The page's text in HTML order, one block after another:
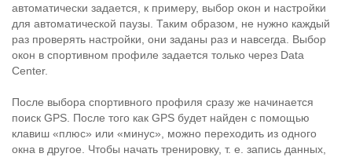
автоматически задается, к примеру, выбор окон и настройки
для автоматической паузы. Таким образом, не нужно каждый
раз проверять настройки, они заданы раз и навсегда. Выбор
окон в спортивном профиле задается только через Data
Center.
После выбора спортивного профиля сразу же начинается
поиск GPS. После того как GPS будет найден с помощью
клавиш «плюс» или «минус», можно переходить из одного
окна в другое. Чтобы начать тренировку, т. е. запись данных,